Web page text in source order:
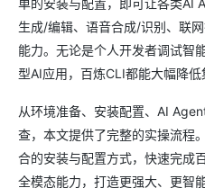
单的安装与配置，即可让各类AI
生成/编辑、语音合成/识别、联
能力。无论是个人开发者调试智
型AI应用，百炼CLI都能大幅降低
从环境准备、安装配置、AI
查，本文提供了完整的实操流程
合的安装与配置方式，快速完成
全模态能力，打造更强大、更智